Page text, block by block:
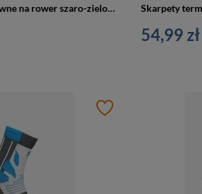
Skarpety termoaktywne na rower szaro-zielone SOCKS BIKE rozm. 39/41
54,99 zł